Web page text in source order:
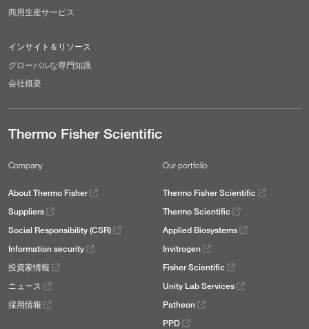
商用生産サービス
インサイト＆リソース
グローバルな専門知識
会社概要
Thermo Fisher Scientific
Company
About Thermo Fisher
Suppliers
Social Responsibility (CSR)
Information security
投資家情報
ニュース
採用情報
Our portfolio
Thermo Fisher Scientific
Thermo Scientific
Applied Biosystems
Invitrogen
Fisher Scientific
Unity Lab Services
Patheon
PPD